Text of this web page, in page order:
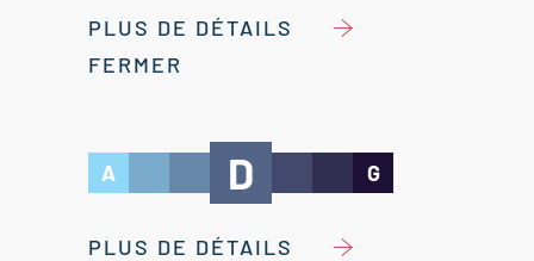
PLUS DE DÉTAILS
FERMER
A D G
PLUS DE DÉTAILS